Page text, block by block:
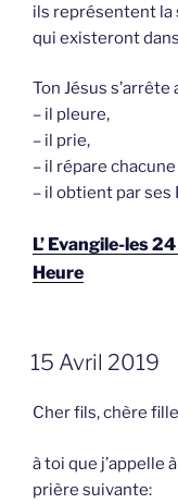
ils représentent la
qui existeront dans
Ton Jésus
– il pleure,
– il prie,
– il répare
– il obtient par
L’ Evangile-les
Heure
GEPLAATST
OP
15 Avril 2019
Cher fils, chère
à toi que j’appelle
prière suivante: